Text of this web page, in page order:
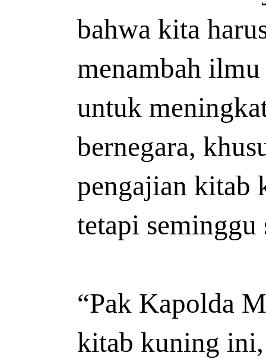
bahwa kita
menambah
untuk
bernegara,
pengajian kitab
tetapi seminggu
“Pak Kapolda
kitab kuning